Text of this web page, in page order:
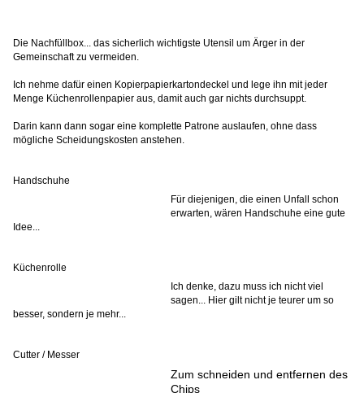
Die Nachfüllbox... das sicherlich wichtigste Utensil um Ärger in der
Gemeinschaft zu vermeiden.
Ich nehme dafür einen Kopierpapierkartondeckel und lege ihn mit jeder
Menge Küchenrollenpapier aus, damit auch gar nichts durchsuppt.
Darin kann dann sogar eine komplette Patrone auslaufen, ohne dass
mögliche Scheidungskosten anstehen.
Handschuhe
Für diejenigen, die einen Unfall schon
erwarten, wären Handschuhe eine gute
Idee...
Küchenrolle
Ich denke, dazu muss ich nicht viel
sagen... Hier gilt nicht je teurer um so
besser, sondern je mehr...
Cutter / Messer
Zum schneiden und entfernen des
Chips